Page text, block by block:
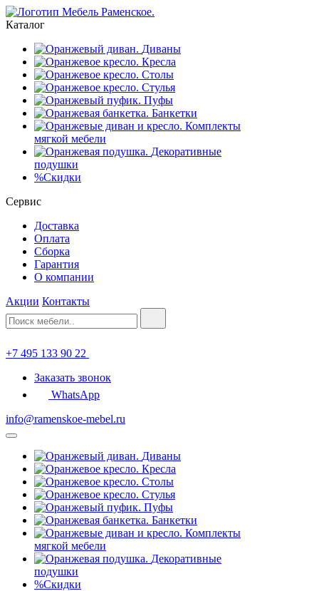
Каталог
Диваны
Кресла
Столы
Стулья
Пуфы
Банкетки
Комплекты
мягкой мебели
Декоративные
подушки
%Скидки
Сервис
Доставка
Оплата
Сборка
Гарантия
О компании
Акции Контакты
+7 495 133 90 22
Заказать звонок
WhatsApp
info@ramenskoe-mebel.ru
Диваны
Кресла
Столы
Стулья
Пуфы
Банкетки
Комплекты
мягкой мебели
Декоративные
подушки
%Скидки